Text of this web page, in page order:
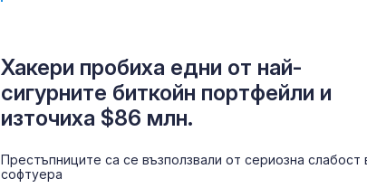
Хакери пробиха едни от най-
сигурните биткойн портфейли и
източиха $86 млн.
Престъпниците са се възползвали от сериозна слабост
софтуера
усилихме
наблюденията